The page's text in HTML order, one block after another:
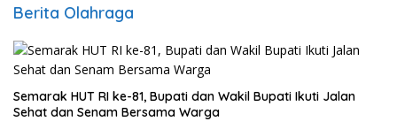
Berita Olahraga
Semarak HUT RI ke-81, Bupati dan Wakil Bupati Ikuti Jalan
Sehat dan Senam Bersama Warga